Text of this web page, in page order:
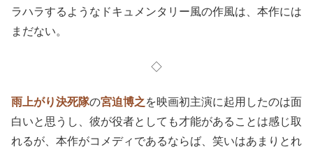
ラハラするようなドキュメンタリー風の作風は、本作には
まだない。
◇
雨上がり決死隊の宮迫博之を映画初主演に起用したのは面
白いと思うし、彼が役者としても才能があることは感じ取
れるが、本作がコメディであるならば、笑いはあまりとれ